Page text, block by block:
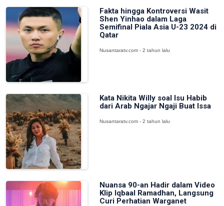
Fakta hingga Kontroversi Wasit
Shen Yinhao dalam Laga
Semifinal Piala Asia U-23 2024 di
Qatar
Nusantaratv.com - 2 tahun lalu
Kata Nikita Willy soal Isu Habib
dari Arab Ngajar Ngaji Buat Issa
Nusantaratv.com - 2 tahun lalu
Nuansa 90-an Hadir dalam Video
Klip Iqbaal Ramadhan, Langsung
Curi Perhatian Warganet